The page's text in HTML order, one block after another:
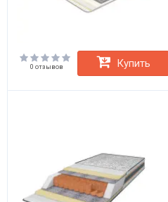
0 отзывов Купить